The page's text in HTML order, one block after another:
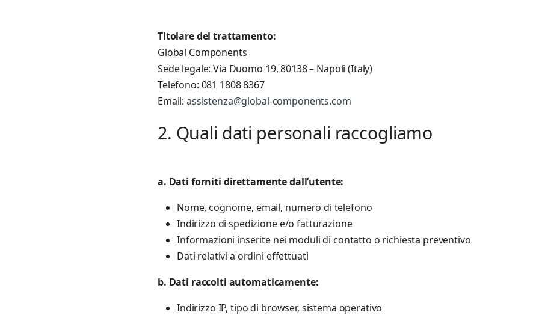
Titolare del trattamento:
Global Components
Sede legale: Via Duomo 19, 80138 – Napoli (Italy)
Telefono: 081 1808 8367
Email:assistenza@global-components.com
2. Quali dati personali raccogliamo
a. Dati forniti direttamente dall’utente:
Nome, cognome, email, numero di telefono
Indirizzo di spedizione e/o fatturazione
Informazioni inserite nei moduli di contatto o richiesta preventivo
Dati relativi a ordini effettuati
b. Dati raccolti automaticamente:
Indirizzo IP, tipo di browser, sistema operativo